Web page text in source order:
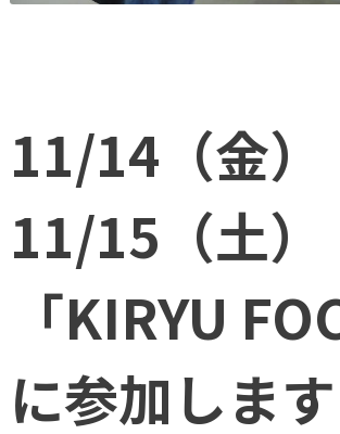
樹脂原料・成形設備
包装資材・機器
物流資材・機器
商品カタログ
製品ブログ
遮熱対策製品
11/14（金）
11/15（土）
「KIRYU
に参加します